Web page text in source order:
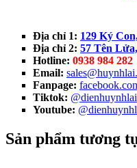
Địa chỉ 1: 129 Ký
Địa chỉ 2: 57 Tên
Hotline: 0938 984 282
Email:
Fanpage:
Tiktok: @dienhuynhlai
Youtube:
Sản phẩm tương